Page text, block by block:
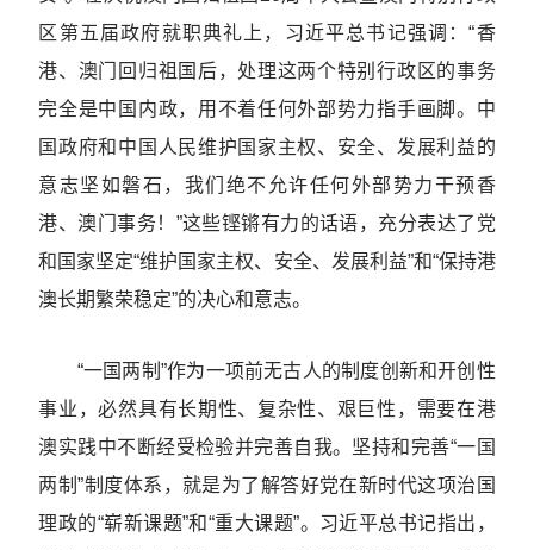
区第五届政府就职典礼上，习近平总书记强调：“香
港、澳门回归祖国后，处理这两个特别行政区的事务
完全是中国内政，用不着任何外部势力指手画脚。中
国政府和中国人民维护国家主权、安全、发展利益的
意志坚如磐石，我们绝不允许任何外部势力干预香
港、澳门事务！”这些铿锵有力的话语，充分表达了党
和国家坚定“维护国家主权、安全、发展利益”和“保持港
澳长期繁荣稳定”的决心和意志。
“一国两制”作为一项前无古人的制度创新和开创性
事业，必然具有长期性、复杂性、艰巨性，需要在港
澳实践中不断经受检验并完善自我。坚持和完善“一国
两制”制度体系，就是为了解答好党在新时代这项治国
理政的“崭新课题”和“重大课题”。习近平总书记指出，